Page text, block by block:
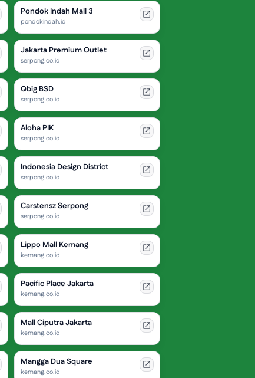
Pondok Indah Mall 3
pondokindah.id
Jakarta Premium Outlet
serpong.co.id
Qbig BSD
serpong.co.id
Aloha PIK
serpong.co.id
Indonesia Design District
serpong.co.id
Carstensz Serpong
serpong.co.id
Lippo Mall Kemang
kemang.co.id
Pacific Place Jakarta
kemang.co.id
Mall Ciputra Jakarta
kemang.co.id
Mangga Dua Square
kemang.co.id